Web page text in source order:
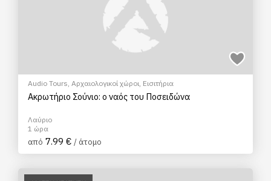
Audio Tours, Αρχαιολογικοί χώροι, Εισιτήρια
Ακρωτήριο Σούνιο: ο ναός του Ποσειδώνα
Λαύριο
1 ώρα
από 7.99 € / άτομο